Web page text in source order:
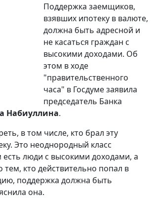
Поддержка заемщиков,
взявших ипотеку в валюте,
должна быть адресной и
не касаться граждан с
высокими доходами. Об
этом в ходе
"правительственного
часа" в Госдуме заявила
председатель Банка
Набиуллина.
в том числе, кто брал эту
Это неоднородный класс
люди с высокими доходами, а
кто действительно попал в
поддержка должна быть
она.